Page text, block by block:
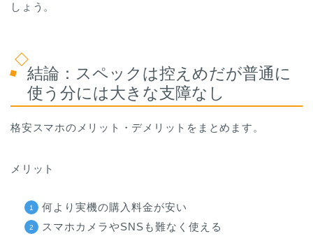
しょう。
結論：スペックは控えめだが普通に
使う分には大きな支障なし
格安スマホのメリット・デメリットをまとめます。
メリット
何より実機の購入料金が安い
スマホカメラやSNSも難なく使える